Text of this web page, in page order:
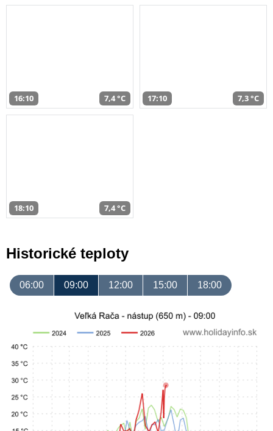
16:10 7,4 °C 17:10 7,3 °C
18:10 7,4 °C
Historické teploty
06:00 09:00 12:00 15:00 18:00